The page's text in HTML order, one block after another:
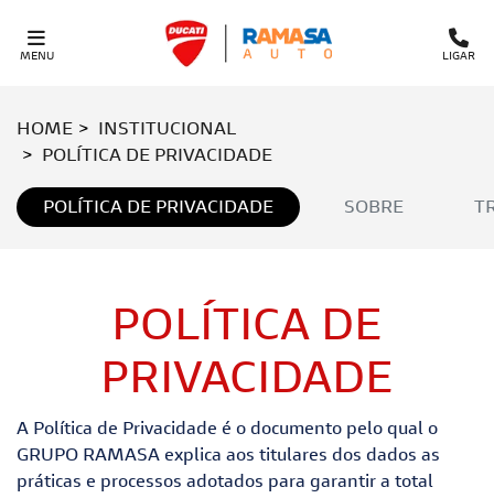
MENU LIGAR
HOME
INSTITUCIONAL
POLÍTICA DE PRIVACIDADE
SOBRE
POLÍTICA DE PRIVACIDADE
POLÍTICA DE
PRIVACIDADE
A Política de Privacidade é o documento pelo qual o
GRUPO RAMASA explica aos titulares dos dados as
práticas e processos adotados para garantir a total